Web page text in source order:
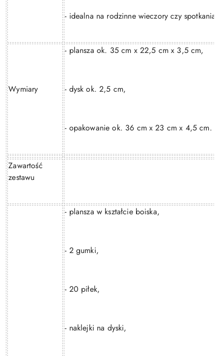
- idealna na rodzinne wieczory czy spotkania
Wymiary
- plansza ok. 35 cm x 22,5 cm x 3,5 cm,
- dysk ok. 2,5 cm,
- opakowanie ok. 36 cm x 23 cm x 4,5 cm.
Zawartość
zestawu
- plansza w kształcie boiska,
- 2 gumki,
- 20 piłek,
- naklejki na dyski,